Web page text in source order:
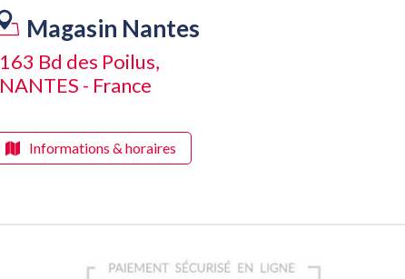
Magasin Nantes
163 Bd des Poilus,
NANTES - France
Informations & horaires